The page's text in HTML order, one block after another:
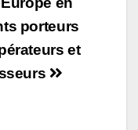
porteurs
et